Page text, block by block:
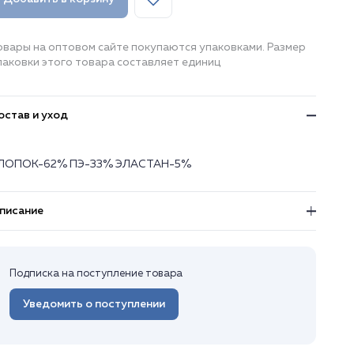
на оптовом сайте покупаются упаковками. Размер
этого товара составляет единиц
и уход
62% ПЭ-33% ЭЛАСТАН-5%
Подписка на поступление товара
Уведомить о поступлении